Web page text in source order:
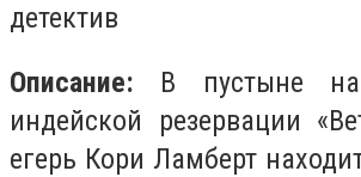
детектив
Описание: В пустыне на
индейской резервации
егерь Кори Ламберт